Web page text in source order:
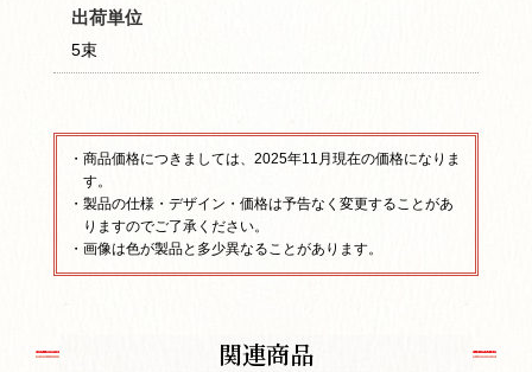
出荷単位
5束
・商品価格につきましては、2025年11月現在の価格になりま
す。
・製品の仕様・デザイン・価格は予告なく変更することがあ
りますのでご了承ください。
・画像は色が製品と多少異なることがあります。
関連商品